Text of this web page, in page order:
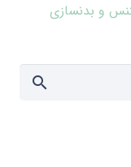
و بدنسازی